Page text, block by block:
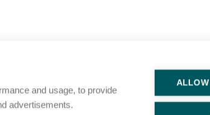
and usage, to provide
advertisements.